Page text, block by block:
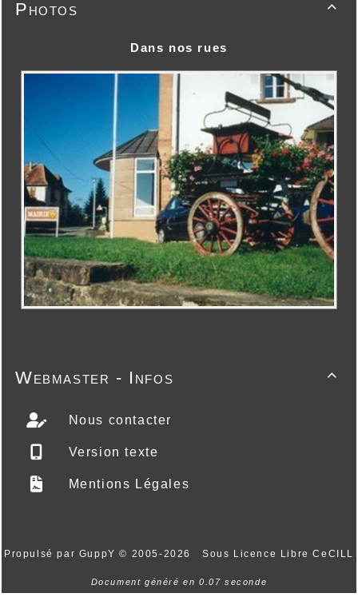

Photos
Dans nos rues

Webmaster - Infos
Nous contacter
Version texte
Mentions Légales
Propulsé par GuppY© 2005-2026 Sous Licence Libre CeCILL
Document généré en 0.07 seconde